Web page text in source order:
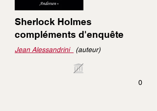
Sherlock Holmes
compléments d'enquête
Jean Alessandrini (auteur)
0